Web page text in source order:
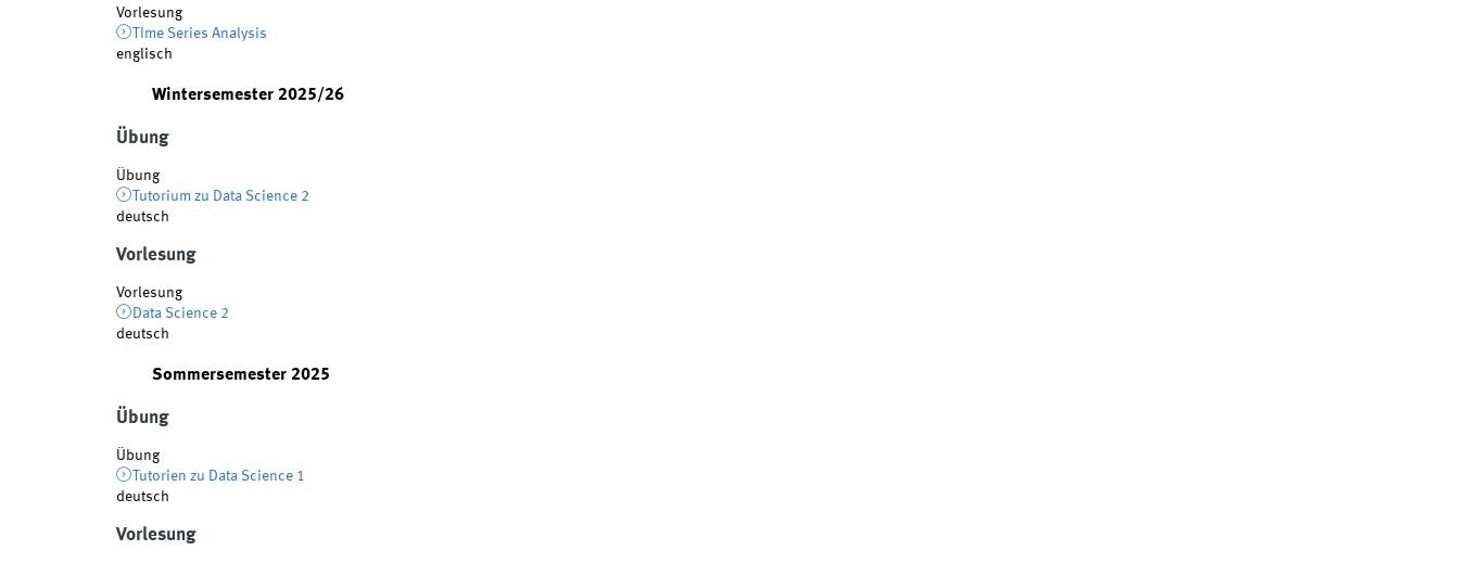
Vorlesung
TIme Series Analysis
englisch
Wintersemester 2025/26
Übung
Übung
Tutorium zu Data Science 2
deutsch
Vorlesung
Vorlesung
Data Science 2
deutsch
Sommersemester 2025
Übung
Übung
Tutorien zu Data Science 1
deutsch
Vorlesung